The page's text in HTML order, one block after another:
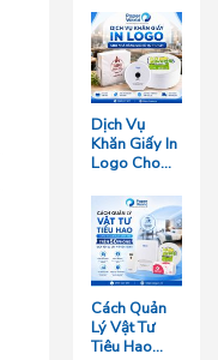
Nhựa: Loại
Nào Bền
Hơn?
Dịch Vụ
Khăn Giấy In
Logo Cho
Giá Rẻ Tại
TP.HCM
Cách Quản
Lý Vật Tư
Tiêu Hao